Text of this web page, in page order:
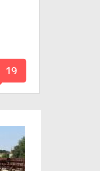
mode_comment
19